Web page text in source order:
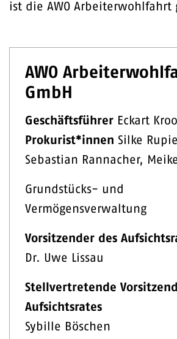
ist die AWO Arbeiterwohlfahrt
AWO
GmbH
Geschäftsführer Eckart
Prokurist*innen Silke
Sebastian Rannacher,
Grundstücks- und
Vermögensverwaltung
Vorsitzender des
Dr. Uwe Lissau
Stellvertretende
Aufsichtsrates
Sybille Böschen